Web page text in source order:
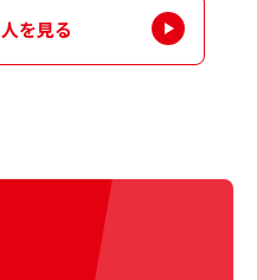
を見る